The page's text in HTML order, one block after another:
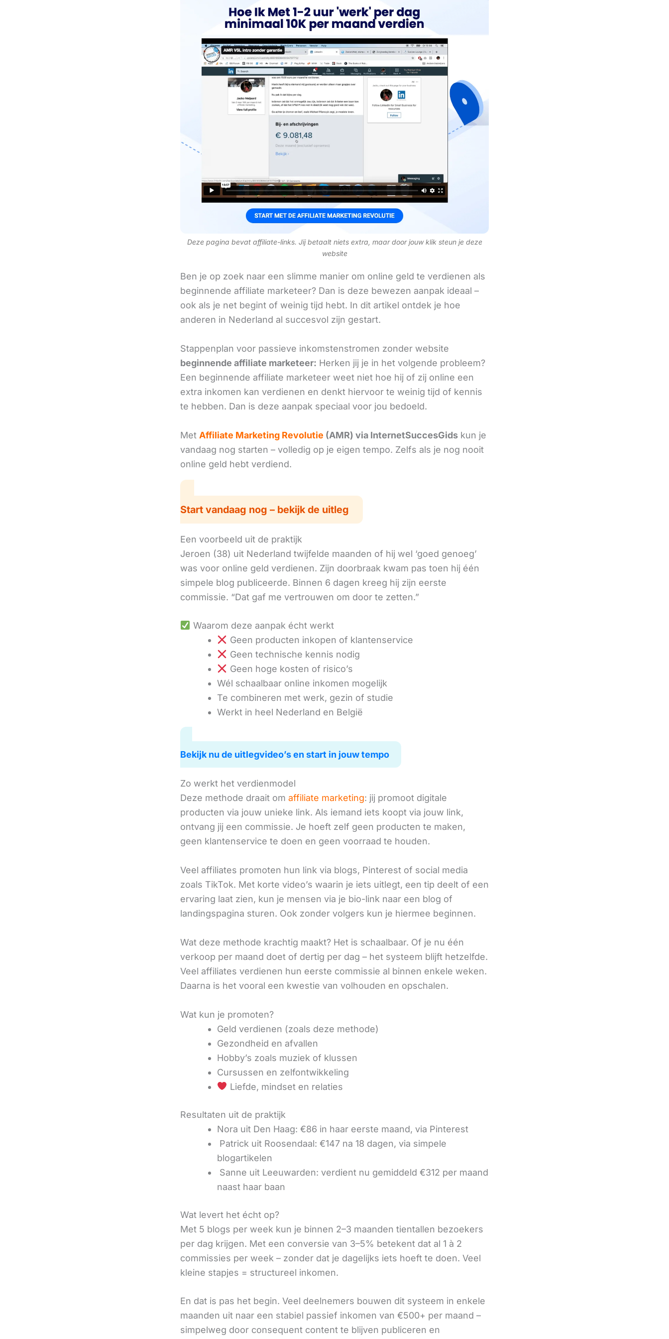
Deze pagina bevat affiliate-links. Jij betaalt niets extra, maar door jouw klik steun je deze
website
Ben je op zoek naar een slimme manier om online geld te verdienen als
beginnende affiliate marketeer? Dan is deze bewezen aanpak ideaal –
ook als je net begint of weinig tijd hebt. In dit artikel ontdek je hoe
anderen in Nederland al succesvol zijn gestart.
Stappenplan voor passieve inkomstenstromen zonder website
beginnende affiliate marketeer: Herken jij je in het volgende probleem?
Een beginnende affiliate marketeer weet niet hoe hij of zij online een
extra inkomen kan verdienen en denkt hiervoor te weinig tijd of kennis
te hebben. Dan is deze aanpak speciaal voor jou bedoeld.
Met Affiliate Marketing Revolutie (AMR) via InternetSuccesGids kun je
vandaag nog starten – volledig op je eigen tempo. Zelfs als je nog nooit
online geld hebt verdiend.
Start vandaag nog – bekijk de uitleg
Een voorbeeld uit de praktijk
Jeroen (38) uit Nederland twijfelde maanden of hij wel ‘goed genoeg’
was voor online geld verdienen. Zijn doorbraak kwam pas toen hij één
simpele blog publiceerde. Binnen 6 dagen kreeg hij zijn eerste
commissie. “Dat gaf me vertrouwen om door te zetten.”
Waarom deze aanpak écht werkt
Geen producten inkopen of klantenservice
Geen technische kennis nodig
Geen hoge kosten of risico’s
Wél schaalbaar online inkomen mogelijk
Te combineren met werk, gezin of studie
Werkt in heel Nederland en België
Bekijk nu de uitlegvideo’s en start in jouw tempo
Zo werkt het verdienmodel
Deze methode draait om affiliate marketing: jij promoot digitale
producten via jouw unieke link. Als iemand iets koopt via jouw link,
ontvang jij een commissie. Je hoeft zelf geen producten te maken,
geen klantenservice te doen en geen voorraad te houden.
Veel affiliates promoten hun link via blogs, Pinterest of social media
zoals TikTok. Met korte video’s waarin je iets uitlegt, een tip deelt of een
ervaring laat zien, kun je mensen via je bio-link naar een blog of
landingspagina sturen. Ook zonder volgers kun je hiermee beginnen.
Wat deze methode krachtig maakt? Het is schaalbaar. Of je nu één
verkoop per maand doet of dertig per dag – het systeem blijft hetzelfde.
Veel affiliates verdienen hun eerste commissie al binnen enkele weken.
Daarna is het vooral een kwestie van volhouden en opschalen.
Wat kun je promoten?
Geld verdienen (zoals deze methode)
Gezondheid en afvallen
Hobby’s zoals muziek of klussen
Cursussen en zelfontwikkeling
Liefde, mindset en relaties
Resultaten uit de praktijk
Nora uit Den Haag: €86 in haar eerste maand, via Pinterest
‍ Patrick uit Roosendaal: €147 na 18 dagen, via simpele
blogartikelen
‍ Sanne uit Leeuwarden: verdient nu gemiddeld €312 per maand
naast haar baan
Wat levert het écht op?
Met 5 blogs per week kun je binnen 2–3 maanden tientallen bezoekers
per dag krijgen. Met een conversie van 3–5% betekent dat al 1 à 2
commissies per week – zonder dat je dagelijks iets hoeft te doen. Veel
kleine stapjes = structureel inkomen.
En dat is pas het begin. Veel deelnemers bouwen dit systeem in enkele
maanden uit naar een stabiel passief inkomen van €500+ per maand –
simpelweg door consequent content te blijven publiceren en